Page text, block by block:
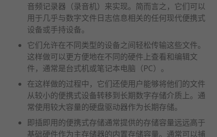
音频记录器（录音机）来实现。简而言之，它们可以
用于几乎与数字文件日志信息相关的任何现代便携式
设备或手持设备。
它们允许在不同类型的设备之间轻松传输这些文件。
这样做可以更方便地在不同的硬件上查看和编辑文
件，通常是台式机或笔记本电脑（PC）。
在这样做的过程中，它们还使用户能够将他们的文件
从较小的便携式设备转移到长期数字存储介质上。通
常使用较大容量的硬盘驱动器作为长期存储。
即插即用的便携式存储通常提供的存储容量远远高于
基础硬件作为主存储器的内置存储容量。通常可以捕